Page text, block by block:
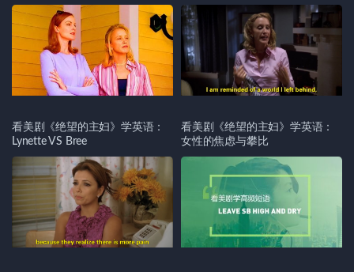
看美剧《绝望的主妇》学英语：
Lynette VS Bree
看美剧《绝望的主妇》学英语：
女性的焦虑与攀比